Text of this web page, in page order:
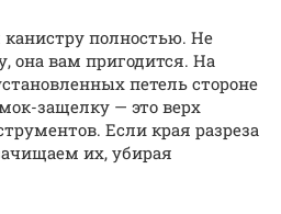
канистру полностью. Не
она вам пригодится. На
петель стороне
защелку — это верх
Если края разреза
их, убирая